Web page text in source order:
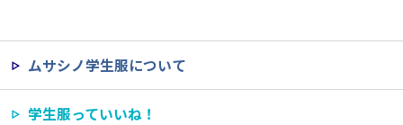
ムサシノ学生服について
学生服っていいね！